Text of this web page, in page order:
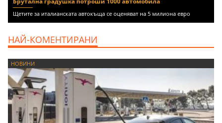
Щетите за италианската автокъща се оценяват на 5 милиона евро
НАЙ-КОМЕНТИРАНИ
НОВИНИ